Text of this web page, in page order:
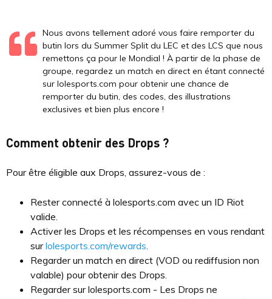
Nous avons tellement adoré vous faire remporter du
butin lors du Summer Split du LEC et des LCS que nous
remettons ça pour le Mondial ! À partir de la phase de
groupe, regardez un match en direct en étant connecté
sur lolesports.com pour obtenir une chance de
remporter du butin, des codes, des illustrations
exclusives et bien plus encore !
Comment obtenir des Drops ?
Pour être éligible aux Drops, assurez-vous de :
Rester connecté à lolesports.com avec un ID Riot
valide.
Activer les Drops et les récompenses en vous rendant
surlolesports.com/rewards.
Regarder un match en direct (VOD ou rediffusion non
valable) pour obtenir des Drops.
Regarder sur lolesports.com - Les Drops ne